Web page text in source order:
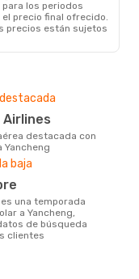
los periodos
precio final ofrecido.
precios están sujetos
Airlines
baja
a Yancheng,
de búsqueda
clientes